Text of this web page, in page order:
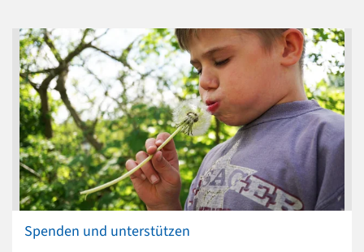
Spenden und unterstützen